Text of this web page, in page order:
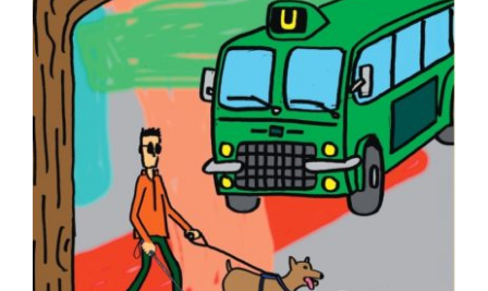
AJOUTER AU PANIER
/
DÉTAILS